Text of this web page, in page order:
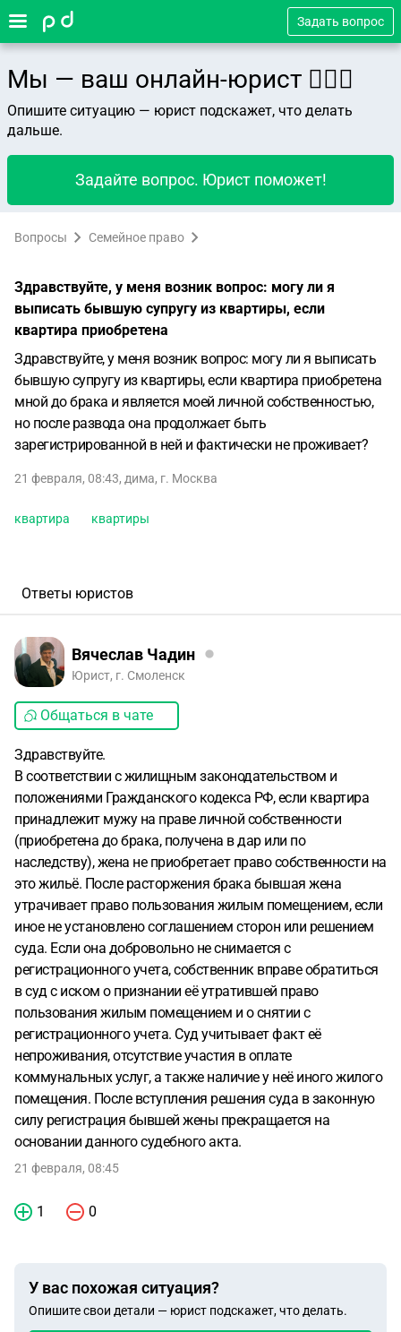
Задать вопрос
Мы — ваш онлайн-юрист 👨🏻‍⚖️
Опишите ситуацию — юрист подскажет, что делать
дальше.
Задайте вопрос. Юрист поможет!
Вопросы Семейное право
Здравствуйте, у меня возник вопрос: могу ли я
выписать бывшую супругу из квартиры, если
квартира приобретена
Здравствуйте, у меня возник вопрос: могу ли я выписать
бывшую супругу из квартиры, если квартира приобретена
мной до брака и является моей личной собственностью,
но после развода она продолжает быть
зарегистрированной в ней и фактически не проживает?
21 февраля, 08:43, дима, г. Москва
квартира квартиры
Ответы юристов
Вячеслав Чадин
Юрист, г. Смоленск
Общаться в чате
Здравствуйте.
В соответствии с жилищным законодательством и
положениями Гражданского кодекса РФ, если квартира
принадлежит мужу на праве личной собственности
(приобретена до брака, получена в дар или по
наследству), жена не приобретает право собственности на
это жильё. После расторжения брака бывшая жена
утрачивает право пользования жилым помещением, если
иное не установлено соглашением сторон или решением
суда. Если она добровольно не снимается с
регистрационного учета, собственник вправе обратиться
в суд с иском о признании её утратившей право
пользования жилым помещением и о снятии с
регистрационного учета. Суд учитывает факт её
непроживания, отсутствие участия в оплате
коммунальных услуг, а также наличие у неё иного жилого
помещения. После вступления решения суда в законную
силу регистрация бывшей жены прекращается на
основании данного судебного акта.
21 февраля, 08:45
1 0
У вас похожая ситуация?
Опишите свои детали — юрист подскажет, что делать.